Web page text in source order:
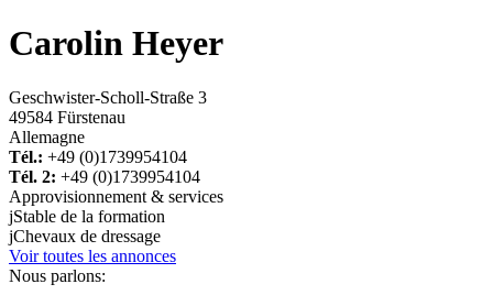
Carolin Heyer
Geschwister-Scholl-Straße 3
49584 Fürstenau
Allemagne
Tél.: +49 (0)1739954104
Tél. 2: +49 (0)1739954104
Approvisionnement & services
jStable de la formation
jChevaux de dressage
Voir toutes les annonces
Nous parlons: